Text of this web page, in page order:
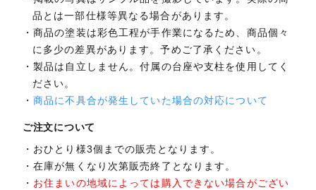
品とは一部仕様等異なる場合があります。
商品の塗装は彩色工程が手作業になるため、商品個々
に多少の差異があります。予めご了承ください。
製品は自立しません。付属の台座や支柱を使用してく
ださい。
商品に不具合が発生していた場合の対応について
ご注文について
おひとり様3個までの販売となります。
在庫が無くなり次第販売終了となります。
お住まいの地域によっては購入できない場合がござい